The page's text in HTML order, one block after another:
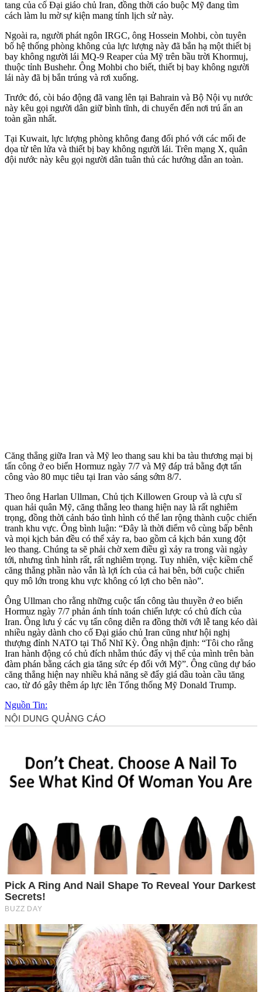
tang của cố Đại giáo chủ Iran, đồng thời cáo buộc Mỹ đang tìm
cách làm lu mờ sự kiện mang tính lịch sử này.
Ngoài ra, người phát ngôn IRGC, ông Hossein Mohbi, còn tuyên
bố hệ thống phòng không của lực lượng này đã bắn hạ một thiết bị
bay không người lái MQ-9 Reaper của Mỹ trên bầu trời Khormuj,
thuộc tỉnh Bushehr. Ông Mohbi cho biết, thiết bị bay không người
lái này đã bị bắn trúng và rơi xuống.
Trước đó, còi báo động đã vang lên tại Bahrain và Bộ Nội vụ nước
này kêu gọi người dân giữ bình tĩnh, di chuyển đến nơi trú ẩn an
toàn gần nhất.
Tại Kuwait, lực lượng phòng không đang đối phó với các mối đe
dọa từ tên lửa và thiết bị bay không người lái. Trên mạng X, quân
đội nước này kêu gọi người dân tuân thủ các hướng dẫn an toàn.
Căng thẳng giữa Iran và Mỹ leo thang sau khi ba tàu thương mại bị
tấn công ở eo biển Hormuz ngày 7/7 và Mỹ đáp trả bằng đợt tấn
công vào 80 mục tiêu tại Iran vào sáng sớm 8/7.
Theo ông Harlan Ullman, Chủ tịch Killowen Group và là cựu sĩ
quan hải quân Mỹ, căng thẳng leo thang hiện nay là rất nghiêm
trọng, đồng thời cảnh báo tình hình có thể lan rộng thành cuộc chiến
tranh khu vực. Ông bình luận: “Đây là thời điểm vô cùng bấp bênh
và mọi kịch bản đều có thể xảy ra, bao gồm cả kịch bản xung đột
leo thang. Chúng ta sẽ phải chờ xem điều gì xảy ra trong vài ngày
tới, nhưng tình hình rất, rất nghiêm trọng. Tuy nhiên, việc kiềm chế
căng thẳng phần nào vẫn là lợi ích của cả hai bên, bởi cuộc chiến
quy mô lớn trong khu vực không có lợi cho bên nào”.
Ông Ullman cho rằng những cuộc tấn công tàu thuyền ở eo biển
Hormuz ngày 7/7 phản ánh tính toán chiến lược có chủ đích của
Iran. Ông lưu ý các vụ tấn công diễn ra đồng thời với lễ tang kéo dài
nhiều ngày dành cho cố Đại giáo chủ Iran cũng như hội nghị
thượng đỉnh NATO tại Thổ Nhĩ Kỳ. Ông nhận định: “Tôi cho rằng
Iran hành động có chủ đích nhằm thúc đẩy vị thế của mình trên bàn
đàm phán bằng cách gia tăng sức ép đối với Mỹ”. Ông cũng dự báo
căng thẳng hiện nay nhiều khả năng sẽ đẩy giá dầu toàn cầu tăng
cao, từ đó gây thêm áp lực lên Tổng thống Mỹ Donald Trump.
Nguồn Tin: